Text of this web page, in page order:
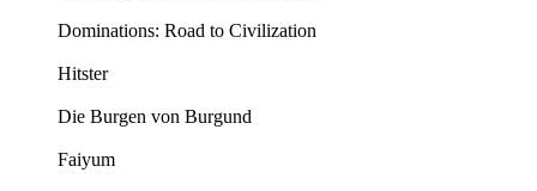
Dominations: Road to Civilization
Hitster
Die Burgen von Burgund
Faiyum